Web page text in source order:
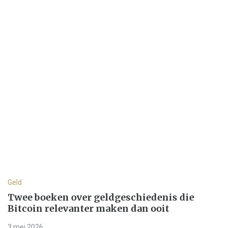
Geld
Twee boeken over geldgeschiedenis die
Bitcoin relevanter maken dan ooit